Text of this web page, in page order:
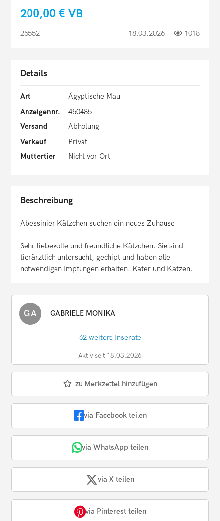
200,00 € VB
25552 18.03.2026 1018
Details
Art
Ägyptische Mau
Anzeigennr.
450485
Versand
Abholung
Verkauf
Privat
Muttertier
Nicht vor Ort
Beschreibung
Abessinier Kätzchen suchen ein neues Zuhause
Sehr liebevolle und freundliche Kätzchen. Sie sind
tierärztlich untersucht, gechipt und haben alle
notwendigen Impfungen erhalten. Kater und Katzen.
GA GABRIELE MONIKA
62 weitere Inserate
Aktiv seit 18.03.2026
zu Merkzettel hinzufügen
via Facebook teilen
via WhatsApp teilen
via X teilen
via Pinterest teilen